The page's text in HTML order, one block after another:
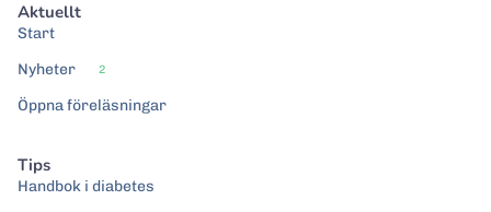
Aktuellt
Start
Nyheter
2
Öppna föreläsningar
Tips
Handbok i diabetes